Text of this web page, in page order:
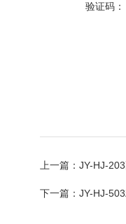
验证码：
上一篇： JY-HJ-
下一篇： JY-HJ-